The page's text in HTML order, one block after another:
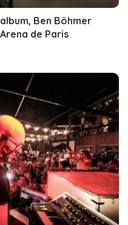
Ben Böhmer
de Paris